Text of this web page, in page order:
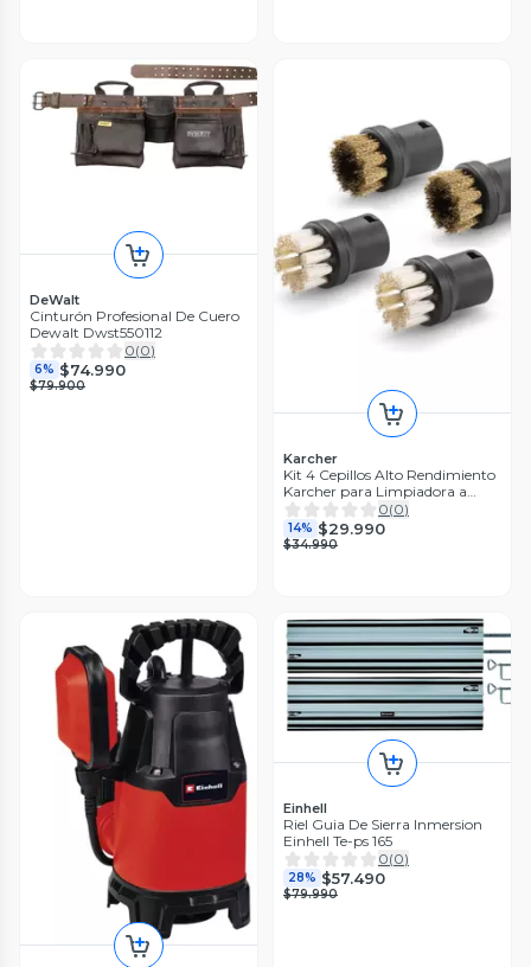
DeWalt
Cinturón Profesional De Cuero
Dewalt Dwst550112
0(0)
6% $74.990
$79.900
Karcher
Kit 4 Cepillos Alto Rendimiento
Karcher para Limpiadora a
Vapor
0(0)
14% $29.990
$34.990
Einhell
Riel Guia De Sierra Inmersion
Einhell Te-ps 165
0(0)
28% $57.490
$79.990